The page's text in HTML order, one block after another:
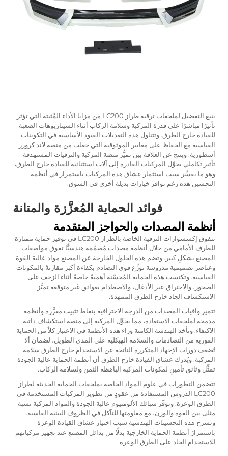
ينبع التفضيل لملحقات ترقية طراز LC200 من مزايا الأداء المُثبتة التي تؤثر
تأثيرًا مباشرًا على قدرة المركبة وسلامة الركاب أثناء السيناريوهات الصعبة
للقيادة خارج الطرق. وتتناول هذه التعديلات القيود الأساسية في التكوينات
القياسية مع الحفاظ على معايير الموثوقية التي جعلت من منصة لاند كروزر
أسطورية. وينتج عن العلاقة بين تميُّز منصة المركبة والترقيات المستهدفة
تأثير تكاملي يحوِّل المركبات القادرة إلى آلات استثنائية للقيادة خارج الطرق،
وهو ما يفسِّر سبب استثمار عشاق هذه المركبات باستمرار في أنظمة
التحسين هذه رغم توافر خيارات بديلة أخرى في السوق.
فوائد الحماية المُعزَّزة والمتانة
أنظمة المصدات والحواجز المتقدمة
تتفوق إكسسوارات الترقية الخاصة بالطراز LC200 في توفير حماية ممتازة
للطرف الأمامي من خلال أنظمة مصدات مُصمَّمة هندسيًّا تفوق مواصفات
المصنع بشكلٍ كبير. وتضم هذه الحلول الخارجة عن المصنع مواد عالية القوة
وعناصر تصميمية مدروسة توزِّع قوى التصادم بكفاءة أكبر مقارنةً بالمكونات
القياسية. وتكتسب هذه الحماية المُحسَّنة أهميةً خاصةً أثناء الزحف على
الصخور، والاختراق عبر الأدغال، والاصطدام بعوائق غير متوقعة تميِّز
الاستكشاف الجاد خارج الطرق الممهدة.
تتميز واقيات المصدات من الدرجة الاحترافية بنقاط تثبيت معزَّزة وأنظمة
مدمجة لملحقات الاستعادة، مما يحوِّل المركبة إلى منصة استكشاف ذاتية
الاكتفاء. وتأخذ الهندسة الكامنة وراء هذه الأنظمة في الاعتبار كلاً من الحماية
الفورية من التصادمات والسلامة الهيكلية على المدى الطويل، لضمان ألا
تُضعف دورات الإجهاد المتكررة الناتجة عن الاستخدام خارج الطرق سلامة
المركبة. ويُدرك عشاق القيادة خارج الطرق أن أنظمة الحماية عالية الجودة
تمثِّل وثائق تأمينٍ لمكونات المركبة الباهظة الثمن ولسلامة الركاب.
تتضمن التطورات في علوم المواد الخاصة بملحقات الحماية الحديثة لطراز
LC200 الدروس المستفادة من عقودٍ من تطوير المركبات المستخدمة في
الطرق الوعرة. وتوفّر سبائك الألومنيوم عالية الجودة والمواد المركبة نسبة
مثلى بين القوة والوزن، مع مقاومتها للتآكل في الظروف البيئية القاسية.
وتشرح هذه التحسينات الهندسية سبب اختيار عشاق القيادة الوعرة
باستمرارً أنظمة الحماية الخارجية بدلًا من بدائل المصنع عند تجهيز مركباتهم
للاستخدام الجاد على الطرق الوعرة.